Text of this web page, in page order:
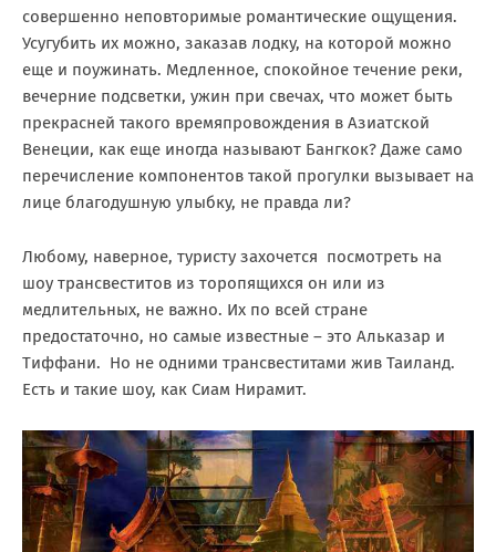
совершенно неповторимые романтические ощущения.
Усугубить их можно, заказав лодку, на которой можно
еще и поужинать. Медленное, спокойное течение реки,
вечерние подсветки, ужин при свечах, что может быть
прекрасней такого времяпровождения в Азиатской
Венеции, как еще иногда называют Бангкок? Даже само
перечисление компонентов такой прогулки вызывает на
лице благодушную улыбку, не правда ли?
Любому, наверное, туристу захочется посмотреть на
шоу трансвеститов из торопящихся он или из
медлительных, не важно. Их по всей стране
предостаточно, но самые известные – это Альказар и
Тиффани. Но не одними трансвеститами жив Таиланд.
Есть и такие шоу, как Сиам Нирамит.